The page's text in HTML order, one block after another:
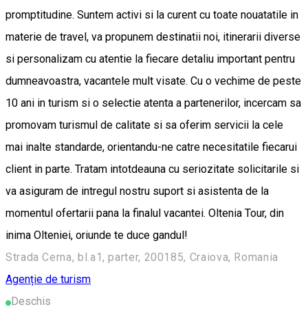
promptitudine. Suntem activi si la curent cu toate nouatatile in
materie de travel, va propunem destinatii noi, itinerarii diverse
si personalizam cu atentie la fiecare detaliu important pentru
dumneavoastra, vacantele mult visate. Cu o vechime de peste
10 ani in turism si o selectie atenta a partenerilor, incercam sa
promovam turismul de calitate si sa oferim servicii la cele
mai inalte standarde, orientandu-ne catre necesitatile fiecarui
client in parte. Tratam intotdeauna cu seriozitate solicitarile si
va asiguram de intregul nostru suport si asistenta de la
momentul ofertarii pana la finalul vacantei. Oltenia Tour, din
inima Olteniei, oriunde te duce gandul!
Strada Cerna, bl.a1, parter, 200185, Craiova, Romania
Agenție de turism
Deschis